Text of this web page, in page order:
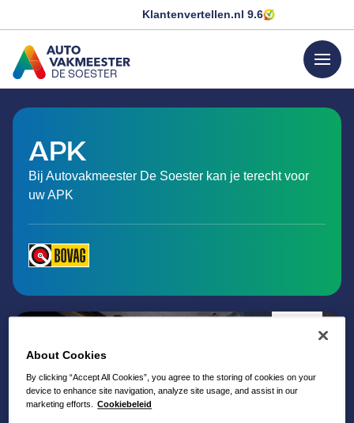
About Cookies
By clicking “Accept All Cookies”, you agree to the storing of cookies on your
device to enhance site navigation, analyze site usage, and assist in our
marketing efforts. Cookiebeleid
Klantenvertellen.nl 9.6
DE SOESTER
GA NAAR DE HOMEPAGINA
menu
APK
Bij Autovakmeester De Soester kan je terecht voor
uw APK